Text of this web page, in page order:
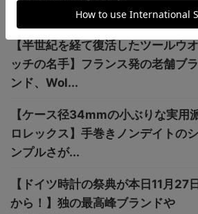
【半世紀を経て復活したツールウオ
ッチの名手】フランス発の老舗ブラ
ンド、Wol...
【ケース径34mmの小ぶりな実用
ロレックス】手巻きノンデイトのシ
ンプルさが...
【ドイツ時計の祭典が本日11月27日
から！】独の最高峰ブランドや